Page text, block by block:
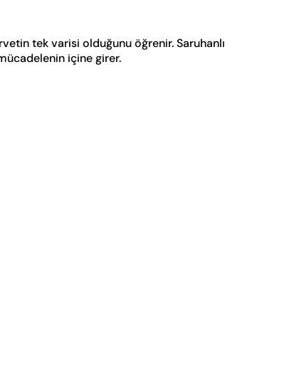
tek varisi olduğunu öğrenir. Saruhanlı
içine girer.